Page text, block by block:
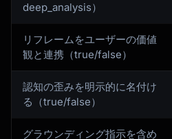
deep_analysis）
リフレームをユーザーの価値
観と連携（true/false）
認知の歪みを明示的に名付け
る（true/false）
グラウンディング指示を含め